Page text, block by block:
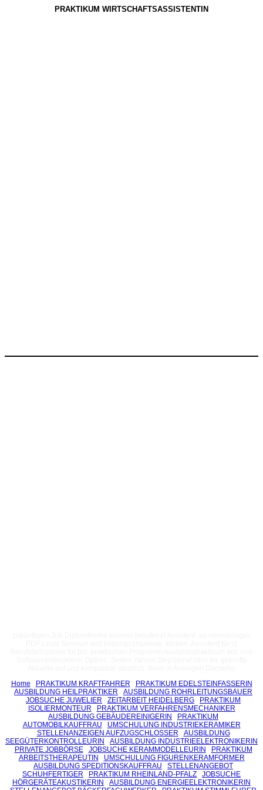
PRAKTIKUM WIRTSCHAFTSASSISTENTIN
Home
PRAKTIKUM KRAFTFAHRER
PRAKTIKUM EDELSTEINFASSERIN
AUSBILDUNG HEILPRAKTIKER
AUSBILDUNG ROHRLEITUNGSBAUER
JOBSUCHE JUWELIER
ZEITARBEIT HEIDELBERG
PRAKTIKUM
ISOLIERMONTEUR
PRAKTIKUM VERFAHRENSMECHANIKER
AUSBILDUNG GEBÄUDEREINIGERIN
PRAKTIKUM
AUTOMOBILKAUFFRAU
UMSCHULUNG INDUSTRIEKERAMIKER
STELLENANZEIGEN AUFZUGSCHLOSSER
AUSBILDUNG
SEEGÜTERKONTROLLEURIN
AUSBILDUNG INDUSTRIEELEKTRONIKERIN
PRIVATE JOBBÖRSE
JOBSUCHE KERAMMODELLEURIN
PRAKTIKUM
ARBEITSTHERAPEUTIN
UMSCHULUNG FIGURENKERAMFORMER
AUSBILDUNG SPEDITIONSKAUFFRAU
STELLENANGEBOT
SCHUHFERTIGER
PRAKTIKUM RHEINLAND-PFALZ
JOBSUCHE
HÖRGERÄTEAKUSTIKERIN
AUSBILDUNG ENERGIEELEKTRONIKERIN